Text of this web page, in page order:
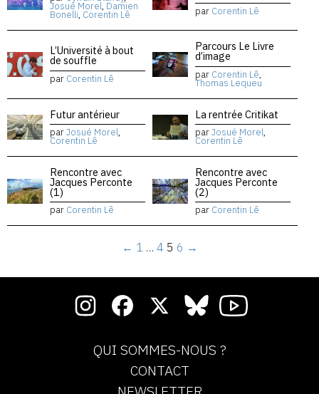
Josué Morel, Damien
Bonelli, Corentin Lê par Corentin Lê
L’Université à bout
de souffle
par Corentin Lê
Parcours Le Livre
d’image
par Corentin Lê,
Thomas Lequeu
Futur antérieur
parJosué Morel,
Corentin Lê
La rentrée Critikat
parJosué Morel,
Corentin Lê
Rencontre avec
Jacques Perconte
(1)
par Corentin Lê
Rencontre avec
Jacques Perconte
(2)
par Corentin Lê
← 1 … 4 5 6 →
QUI SOMMES-NOUS ?
CONTACT